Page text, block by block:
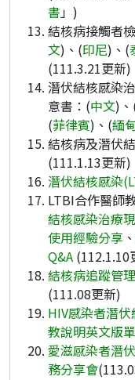
書」)
結核病接觸者
文)、(印尼)、(
(111.3.21更新)
潛伏結核感染
意書：(中文)
(菲律賓)、(緬
結核病及潛伏
(111.1.13更新)
潛伏結核感染
LTBI合作醫師
結核感染治療
使用經驗分享 、
Q&A (112.1.10
結核病追蹤管
(111.08更新)
HIV感染者潛
教說明英文版
愛滋感染者潛
務分享會